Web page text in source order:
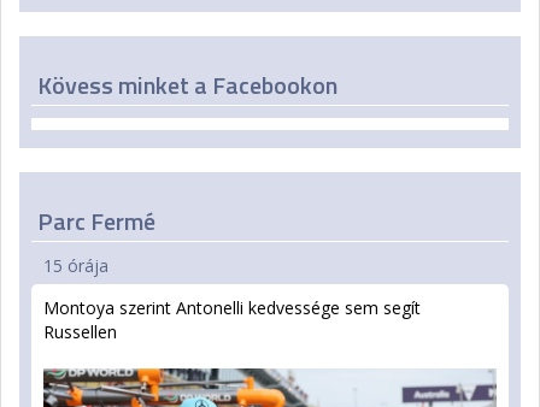
Kövess minket a Facebookon
Parc Fermé
15 órája
Montoya szerint Antonelli kedvessége sem segít
Russellen